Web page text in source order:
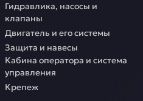
Гидравлика, насосы и
клапаны
Двигатель и его системы
Защита и навесы
Кабина оператора и система
управления
Крепеж